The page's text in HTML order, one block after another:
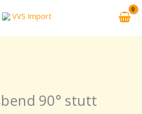
90° stutt
kr. 224,00
through